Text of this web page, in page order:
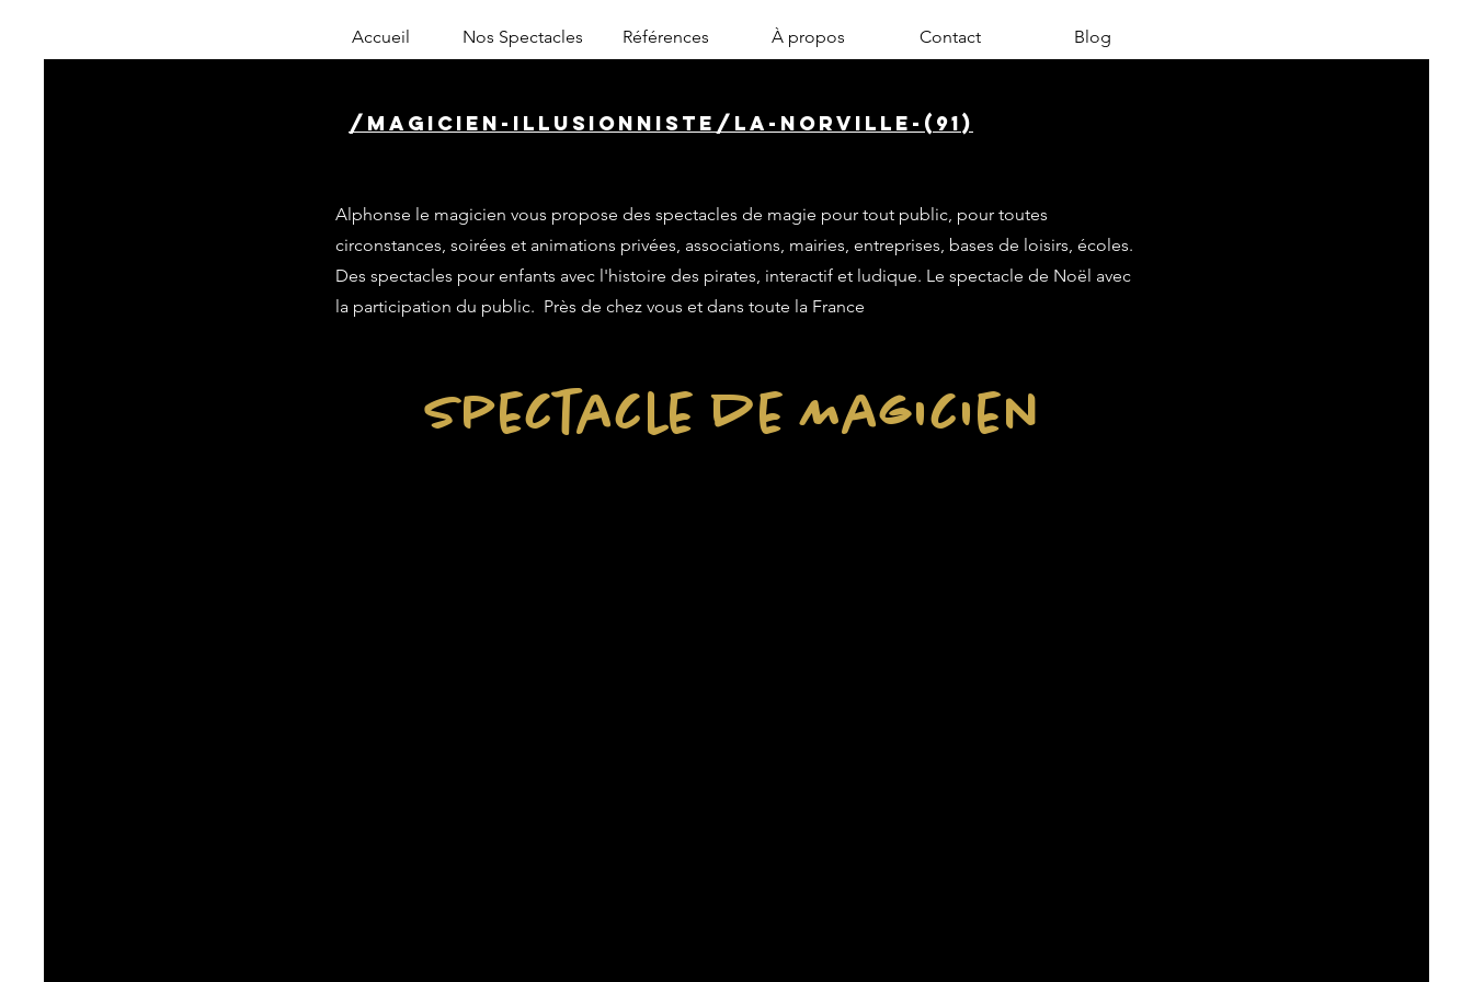
Accueil Nos Spectacles Références À propos Contact Blog
/magicien-illusionniste/la-norville-(91)
Alphonse le magicien vous propose des spectacles de magie pour tout public, pour toutes
circonstances, soirées et animations privées, associations, mairies, entreprises, bases de loisirs, écoles.
Des spectacles pour enfants avec l'histoire des pirates, interactif et ludique. Le spectacle de Noël avec
la participation du public. Près de chez vous et dans toute la France
Spectacle de Magicien